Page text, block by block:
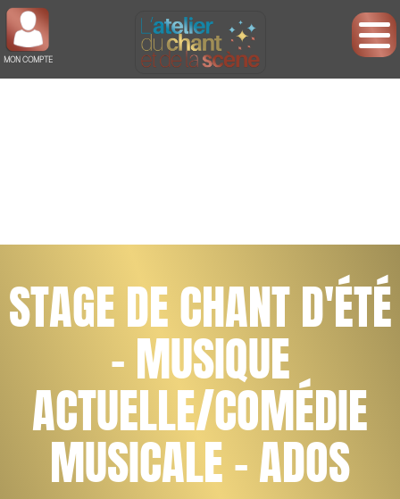
MON COMPTE
STAGE DE CHANT D'ÉTÉ
- MUSIQUE
ACTUELLE/COMÉDIE
MUSICALE - ADOS